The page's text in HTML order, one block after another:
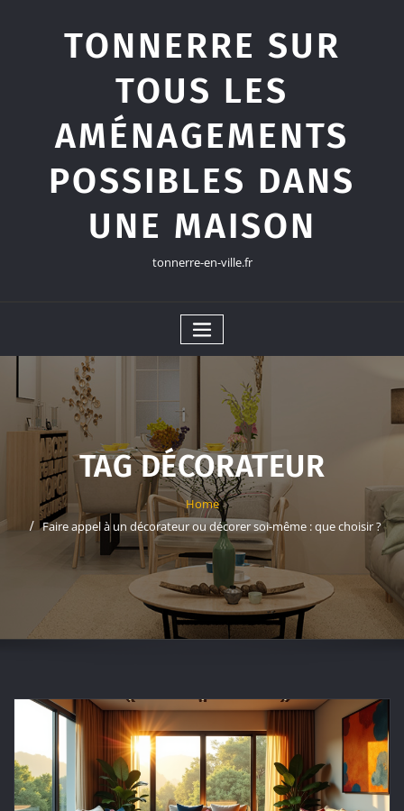
TONNERRE SUR
TOUS LES
AMÉNAGEMENTS
POSSIBLES DANS
UNE MAISON
tonnerre-en-ville.fr
TAG DÉCORATEUR
Home
Faire appel à un décorateur ou décorer soi-même : que choisir ?